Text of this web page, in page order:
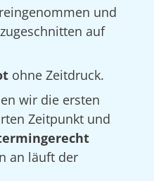
und
auf
ohne Zeitdruck.
wir die ersten
Zeitpunkt und
an läuft der